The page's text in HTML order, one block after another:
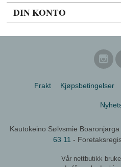
DIN KONTO
Frakt Kjøpsbetingelser
Kautokeino Sølvsmie
63 11 -
Vår nettbutikk